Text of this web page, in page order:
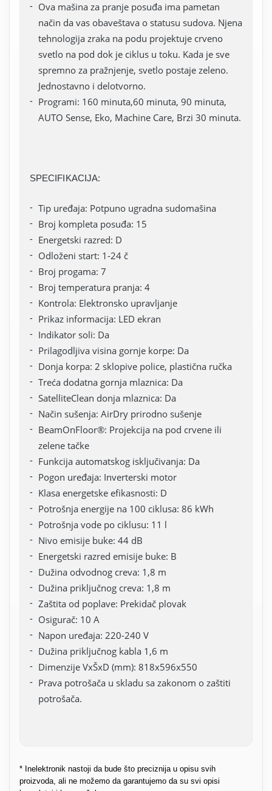
Ova mašina za pranje posuđa ima pametan
način da vas obaveštava o statusu sudova. Njena
tehnologija zraka na podu projektuje crveno
svetlo na pod dok je ciklus u toku. Kada je sve
spremno za pražnjenje, svetlo postaje zeleno.
Jednostavno i delotvorno.
Programi: 160 minuta,60 minuta, 90 minuta,
AUTO Sense, Eko, Machine Care, Brzi 30 minuta.
SPECIFIKACIJA:
Tip uređaja: Potpuno ugradna sudomašina
Broj kompleta posuđa: 15
Energetski razred: D
Odloženi start: 1-24 č
Broj progama: 7
Broj temperatura pranja: 4
Kontrola: Elektronsko upravljanje
Prikaz informacija: LED ekran
Indikator soli: Da
Prilagodljiva visina gornje korpe: Da
Donja korpa: 2 sklopive police, plastična ručka
Treća dodatna gornja mlaznica: Da
SatelliteClean donja mlaznica: Da
Način sušenja: AirDry prirodno sušenje
BeamOnFloor®: Projekcija na pod crvene ili
zelene tačke
Funkcija automatskog isključivanja: Da
Pogon uređaja: Inverterski motor
Klasa energetske efikasnosti: D
Potrošnja energije na 100 ciklusa: 86 kWh
Potrošnja vode po ciklusu: 11 l
Nivo emisije buke: 44 dB
Energetski razred emisije buke: B
Dužina odvodnog creva: 1,8 m
Dužina priključnog creva: 1,8 m
Zaštita od poplave: Prekidač plovak
Osigurač: 10 A
Napon uređaja: 220-240 V
Dužina priključnog kabla 1,6 m
Dimenzije VxŠxD (mm): 818x596x550
Prava potrošača u skladu sa zakonom o zaštiti
potrošača.
* Inelektronik nastoji da bude što preciznija u opisu svih
proizvoda, ali ne možemo da garantujemo da su svi opisi